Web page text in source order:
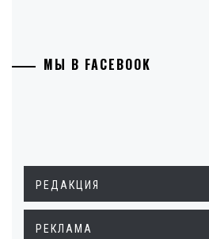
МЫ В FACEBOOK
РЕДАКЦИЯ
РЕКЛАМА